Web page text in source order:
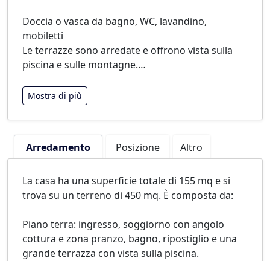
Doccia o vasca da bagno, WC, lavandino,
mobiletti
Le terrazze sono arredate e offrono vista sulla
piscina e sulle montagne.…
Mostra di più
Arredamento Posizione Altro
La casa ha una superficie totale di 155 mq e si
trova su un terreno di 450 mq. È composta da:
Piano terra: ingresso, soggiorno con angolo
cottura e zona pranzo, bagno, ripostiglio e una
grande terrazza con vista sulla piscina.